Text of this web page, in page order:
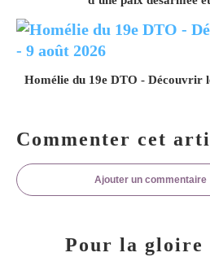
Homélie du 19e DTO - Découvrir
Commenter cet
Ajouter un commentaire
Pour la gloire